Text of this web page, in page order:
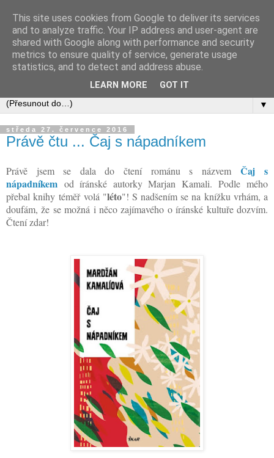
▼
středa 27. července 2016
Právě čtu ... Čaj s nápadníkem
Právě jsem se dala do čtení románu s názvemČaj s
nápadníkem od íránské autorky Marjan Kamali. Podle mého
přebal knihy téměř volá "léto"! S nadšením se na knížku vrhám, a
doufám, že se možná i něco zajímavého o íránské kultuře dozvím.
Čtení zdar!
This site uses cookies from Google to deliver its services
and to analyze traffic. Your IP address and user-agent are
shared with Google along with performance and security
metrics to ensure quality of service, generate usage
statistics, and to detect and address abuse.
LEARN MORE GOT IT